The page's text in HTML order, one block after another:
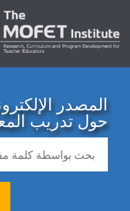
المصدر
حول تدريب